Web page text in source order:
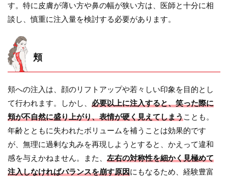
す。特に皮膚が薄い方や鼻の幅が狭い方は、医師と十分に相
談し、慎重に注入量を検討する必要があります。
頬
頬への注入は、顔のリフトアップや若々しい印象を目的とし
て行われます。しかし、 必要以上に注入すると、笑った際に
頬が不自然に盛り上がり、表情が硬く見えてしまうことも。
年齢とともに失われたボリュームを補うことは効果的です
が、無理に過剰な丸みを再現しようとすると、かえって違和
感を与えかねません。また、 左右の対称性を細かく見極めて
注入しなければバランスを崩す原因にもなるため、経験豊富